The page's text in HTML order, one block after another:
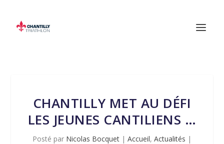
CHANTILLY MET AU DÉFI
LES JEUNES CANTILIENS …
Posté par Nicolas Bocquet | Accueil, Actualités |